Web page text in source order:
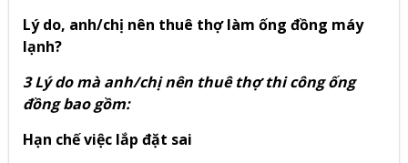
Lý do, anh/chị nên thuê thợ làm ống đồng máy
lạnh?
3 Lý do mà anh/chị nên thuê thợ thi công ống
đồng bao gồm:
Hạn chế việc lắp đặt sai